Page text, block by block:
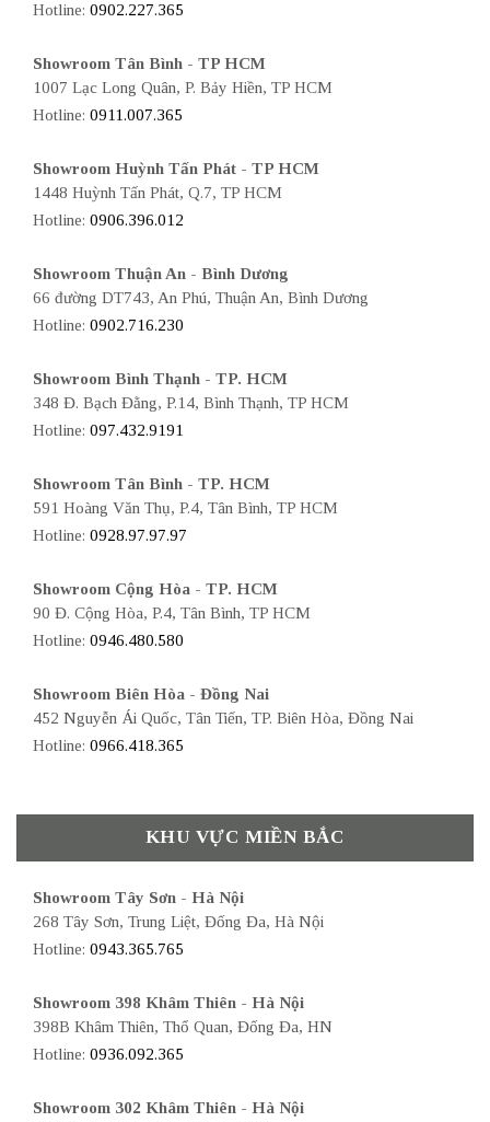
Hotline: 0902.227.365
Showroom Tân Bình - TP HCM
1007 Lạc Long Quân, P. Bảy Hiền, TP HCM
Hotline: 0911.007.365
Showroom Huỳnh Tấn Phát - TP HCM
1448 Huỳnh Tấn Phát, Q.7, TP HCM
Hotline: 0906.396.012
Showroom Thuận An - Bình Dương
66 đường DT743, An Phú, Thuận An, Bình Dương
Hotline: 0902.716.230
Showroom Bình Thạnh - TP. HCM
348 Đ. Bạch Đằng, P.14, Bình Thạnh, TP HCM
Hotline: 097.432.9191
Showroom Tân Bình - TP. HCM
591 Hoàng Văn Thụ, P.4, Tân Bình, TP HCM
Hotline: 0928.97.97.97
Showroom Cộng Hòa - TP. HCM
90 Đ. Cộng Hòa, P.4, Tân Bình, TP HCM
Hotline: 0946.480.580
Showroom Biên Hòa - Đồng Nai
452 Nguyễn Ái Quốc, Tân Tiến, TP. Biên Hòa, Đồng Nai
Hotline: 0966.418.365
KHU VỰC MIỀN BẮC
Showroom Tây Sơn - Hà Nội
268 Tây Sơn, Trung Liệt, Đống Đa, Hà Nội
Hotline: 0943.365.765
Showroom 398 Khâm Thiên - Hà Nội
398B Khâm Thiên, Thổ Quan, Đống Đa, HN
Hotline: 0936.092.365
Showroom 302 Khâm Thiên - Hà Nội